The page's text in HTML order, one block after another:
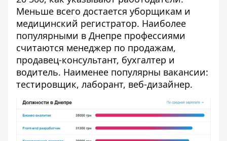
Меньше всего достается уборщикам и
медицинский регистратор. Наиболее
популярными в Днепре профессиями
считаются менеджер по продажам,
продавец-консультант, бухгалтер и
водитель. Наименее популярны вакансии:
тестировщик, лаборант, веб-дизайнер.